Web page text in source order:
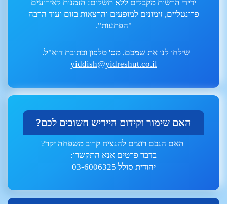
ידידי הרשות מקבלים ללא תשלום: הזמנות לאירועים
פרונטליים, זימונים למופעים והרצאות בזום ועוד הרבה
"הפתעות".
שילחו לנו את שמכם, מס' טלפון וכתובת דוא"ל.
yiddish@yidreshut.co.il
האם שימור וקידום היידיש חשובים לכם?
האם הנכם רוצים להנציח קרוב משפחה יקר?
בדבר פרטים אנא התקשרו:
יהודית סולל 03-6006325